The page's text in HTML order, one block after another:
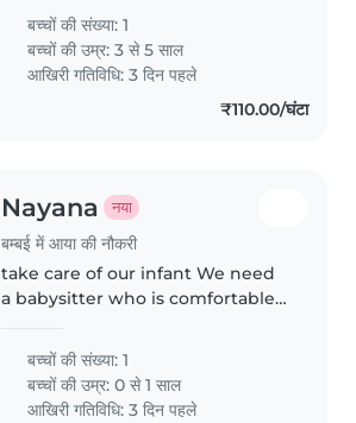
language skills. Must be
comfortable cooking healthy
meals and helping with playful
homework adventures..
बच्चों की संख्या: 1
बच्चों की उम्र:3 से 5 साल
आखिरी गतिविधि: 3 दिन पहले
₹110.00/घंटा
Nayana नया
बम्बई में आया की नौकरी
take care of our infant We need
a babysitter who is comfortable
chores. Feel free to contact me
to make an appointment for an
introductory meeting
बच्चों की संख्या: 1
बच्चों की उम्र:0 से 1 साल
आखिरी गतिविधि: 3 दिन पहले